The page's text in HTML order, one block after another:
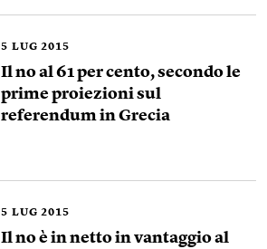
5 LUG 2015
Il no al 61 per cento, secondo le
prime proiezioni sul
referendum in Grecia
5 LUG 2015
Il no è in netto in vantaggio al